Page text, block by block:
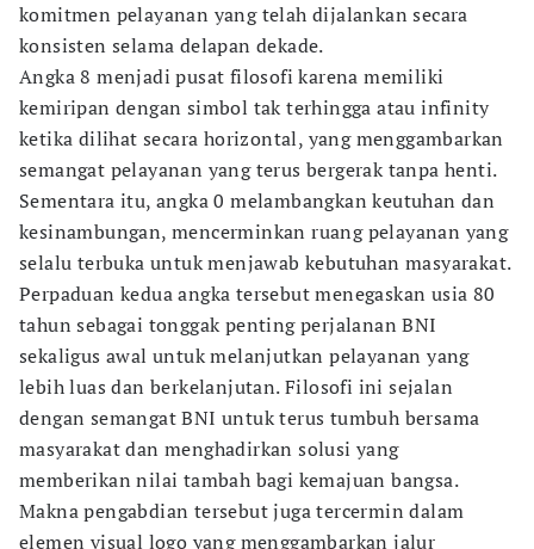
komitmen pelayanan yang telah dijalankan secara
konsisten selama delapan dekade.
Angka 8 menjadi pusat filosofi karena memiliki
kemiripan dengan simbol tak terhingga atau infinity
ketika dilihat secara horizontal, yang menggambarkan
semangat pelayanan yang terus bergerak tanpa henti.
Sementara itu, angka 0 melambangkan keutuhan dan
kesinambungan, mencerminkan ruang pelayanan yang
selalu terbuka untuk menjawab kebutuhan masyarakat.
Perpaduan kedua angka tersebut menegaskan usia 80
tahun sebagai tonggak penting perjalanan BNI
sekaligus awal untuk melanjutkan pelayanan yang
lebih luas dan berkelanjutan. Filosofi ini sejalan
dengan semangat BNI untuk terus tumbuh bersama
masyarakat dan menghadirkan solusi yang
memberikan nilai tambah bagi kemajuan bangsa.
Makna pengabdian tersebut juga tercermin dalam
elemen visual logo yang menggambarkan jalur